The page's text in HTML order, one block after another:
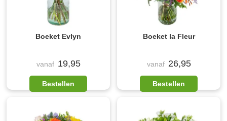
Boeket Evlyn
vanaf 19,95
Bestellen
Boeket la Fleur
vanaf 26,95
Bestellen